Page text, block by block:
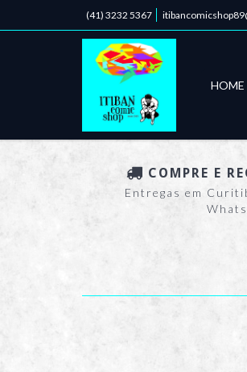
(41) 3232 5367
HOME
COMPRE E
Entregas em